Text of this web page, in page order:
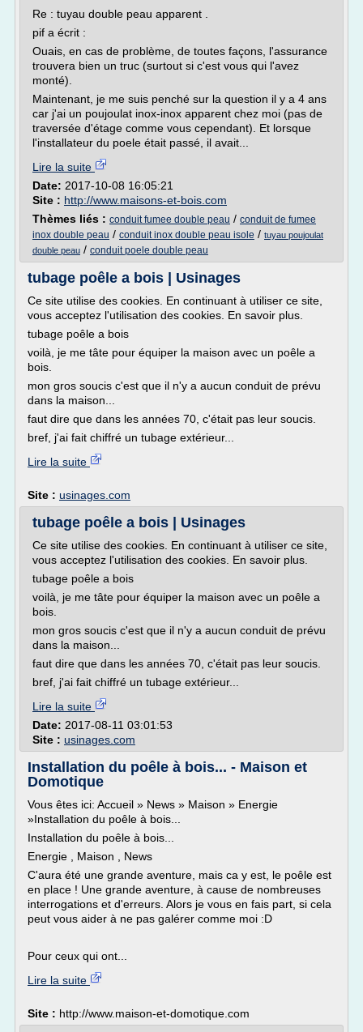
Re : tuyau double peau apparent .
pif a écrit :
Ouais, en cas de problème, de toutes façons, l'assurance
trouvera bien un truc (surtout si c'est vous qui l'avez
monté).
Maintenant, je me suis penché sur la question il y a 4 ans
car j'ai un poujoulat inox-inox apparent chez moi (pas de
traversée d'étage comme vous cependant). Et lorsque
l'installateur du poele était passé, il avait...
Lire la suite
Date: 2017-10-08 16:05:21
Site : http://www.maisons-et-bois.com
Thèmes liés : conduit fumee double peau / conduit de fumee
inox double peau / conduit inox double peau isole / tuyau poujoulat
double peau / conduit poele double peau
tubage poêle a bois | Usinages
Ce site utilise des cookies. En continuant à utiliser ce site,
vous acceptez l'utilisation des cookies. En savoir plus.
tubage poêle a bois
voilà, je me tâte pour équiper la maison avec un poêle a
bois.
mon gros soucis c'est que il n'y a aucun conduit de prévu
dans la maison...
faut dire que dans les années 70, c'était pas leur soucis.
bref, j'ai fait chiffré un tubage extérieur...
Lire la suite
Site : usinages.com
tubage poêle a bois | Usinages
Ce site utilise des cookies. En continuant à utiliser ce site,
vous acceptez l'utilisation des cookies. En savoir plus.
tubage poêle a bois
voilà, je me tâte pour équiper la maison avec un poêle a
bois.
mon gros soucis c'est que il n'y a aucun conduit de prévu
dans la maison...
faut dire que dans les années 70, c'était pas leur soucis.
bref, j'ai fait chiffré un tubage extérieur...
Lire la suite
Date: 2017-08-11 03:01:53
Site : usinages.com
Installation du poêle à bois... - Maison et
Domotique
Vous êtes ici: Accueil » News » Maison » Energie
»Installation du poêle à bois...
Installation du poêle à bois...
Energie , Maison , News
C'aura été une grande aventure, mais ca y est, le poêle est
en place ! Une grande aventure, à cause de nombreuses
interrogations et d'erreurs. Alors je vous en fais part, si cela
peut vous aider à ne pas galérer comme moi :D
Pour ceux qui ont...
Lire la suite
Site : http://www.maison-et-domotique.com